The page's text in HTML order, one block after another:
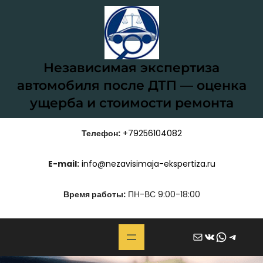
Независимая экспертиза
автомобиля после ДТП — оценка
ущерба и стоимости ремонта
Телефон: +79256104082
E-mail: info@nezavisimaja-ekspertiza.ru
Время работы:ПН-ВС 9:00-18:00
Почта ВКонтакте WhatsApp Telegram